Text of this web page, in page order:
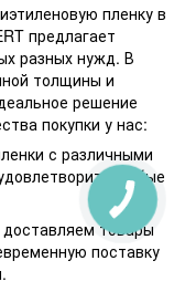
пленку в
предлагает
разных нужд. В
толщины и
решение
покупки у нас:
с различными
любые
товары
поставку